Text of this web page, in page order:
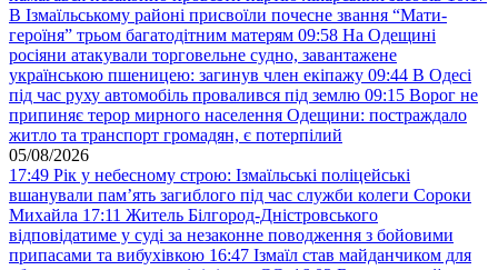
В Ізмаїльському районі присвоїли почесне звання “Мати-
героїня” трьом багатодітним матерям 09:58 На Одещині
росіяни атакували торговельне судно, завантажене
українською пшеницею: загинув член екіпажу 09:44 В Одесі
під час руху автомобіль провалився під землю 09:15 Ворог не
припиняє терор мирного населення Одещини: постраждало
житло та транспорт громадян, є потерпілий
05/08/2026
17:49 Рік у небесному строю: Ізмаїльські поліцейські
вшанували пам’ять загиблого під час служби колеги Сороки
Михайла 17:11 Житель Білгород-Дністровського
відповідатиме у суді за незаконне поводження з бойовими
припасами та вибухівкою 16:47 Ізмаїл став майданчиком для